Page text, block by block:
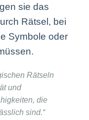
sie das
Rätsel, bei
Symbole oder
Rätseln
und
die
sind.“